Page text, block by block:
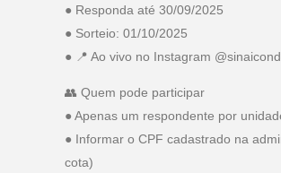
● Responda até 30/09/2025
● Sorteio: 01/10/2025
● 📍 Ao vivo no Instagram
👥 Quem pode participar
● Apenas um respondente por
● Informar o CPF cadastrado na
cota)